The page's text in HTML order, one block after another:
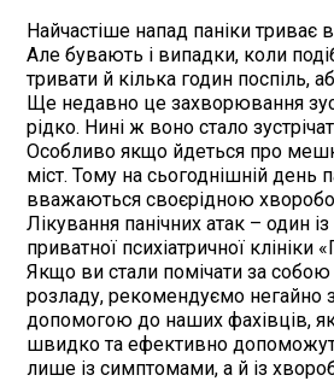
Найчастіше напад паніки триває
Але бувають і випадки, коли
тривати й кілька годин поспіль,
Ще недавно це захворювання
рідко. Нині ж воно стало
Особливо якщо йдеться про
міст. Тому на сьогоднішній день
вважаються своєрідною
Лікування панічних атак – один
приватної психіатричної клініки
Якщо ви стали помічати за
розладу, рекомендуємо негайно
допомогою до наших фахівців,
швидко та ефективно
лише із симптомами, а й із